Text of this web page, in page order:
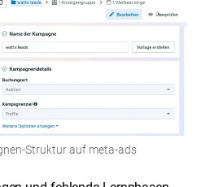
Struktur auf meta-ads